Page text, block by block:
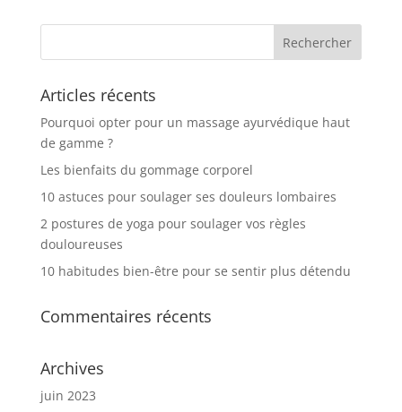
Articles récents
Pourquoi opter pour un massage ayurvédique haut
de gamme ?
Les bienfaits du gommage corporel
10 astuces pour soulager ses douleurs lombaires
2 postures de yoga pour soulager vos règles
douloureuses
10 habitudes bien-être pour se sentir plus détendu
Commentaires récents
Archives
juin 2023